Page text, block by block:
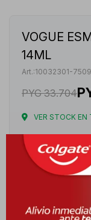
VOGUE
14ML
10032301-
PYG 33.704
VER STOCK EN
Envíos
Cambios y
Medios de